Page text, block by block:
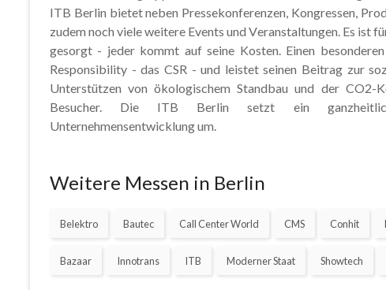
ITB Berlin bietet neben Pressekonferenzen, Kongressen,
zudem noch viele weitere Events und Veranstaltungen. Es ist
gesorgt - jeder kommt auf seine Kosten. Einen
Responsibility - das CSR - und leistet seinen Beitrag zur
Unterstützen von ökologischem Standbau und der CO2-
Besucher. Die ITB Berlin setzt ein
Unternehmensentwicklung um.
Weitere Messen in Berlin
Belektro Bautec Call Center World CMS Conhit
Bazaar Innotrans ITB Moderner Staat Showtech